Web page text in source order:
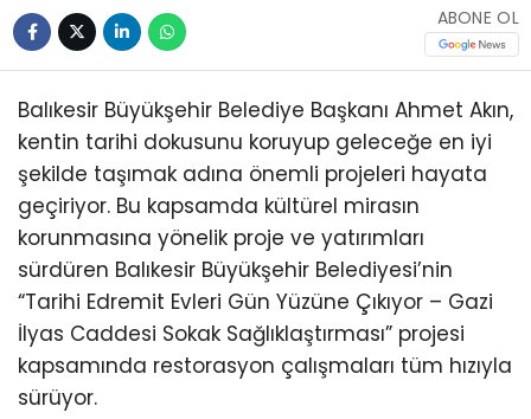
ABONE OL
Balıkesir Büyükşehir Belediye Başkanı Ahmet Akın,
kentin tarihi dokusunu koruyup geleceğe en iyi
şekilde taşımak adına önemli projeleri hayata
geçiriyor. Bu kapsamda kültürel mirasın
korunmasına yönelik proje ve yatırımları
sürdüren Balıkesir Büyükşehir Belediyesi’nin
“Tarihi Edremit Evleri Gün Yüzüne Çıkıyor – Gazi
İlyas Caddesi Sokak Sağlıklaştırması” projesi
kapsamında restorasyon çalışmaları tüm hızıyla
sürüyor.